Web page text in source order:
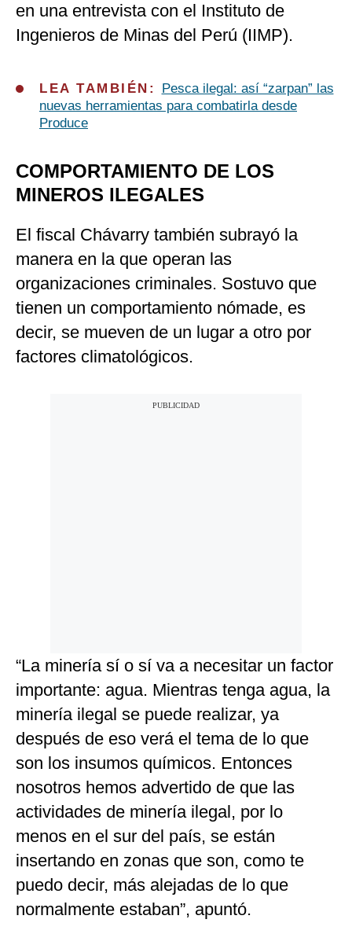
en una entrevista con el Instituto de
Ingenieros de Minas del Perú (IIMP).
LEA TAMBIÉN:
Pesca ilegal: así “zarpan” las
nuevas herramientas para combatirla desde
Produce
COMPORTAMIENTO DE LOS
MINEROS ILEGALES
El fiscal Chávarry también subrayó la
manera en la que operan las
organizaciones criminales. Sostuvo que
tienen un comportamiento nómade, es
decir, se mueven de un lugar a otro por
factores climatológicos.
“La minería sí o sí va a necesitar un factor
importante: agua. Mientras tenga agua, la
minería ilegal se puede realizar, ya
después de eso verá el tema de lo que
son los insumos químicos. Entonces
nosotros hemos advertido de que las
actividades de minería ilegal, por lo
menos en el sur del país, se están
insertando en zonas que son, como te
puedo decir, más alejadas de lo que
normalmente estaban”, apuntó.